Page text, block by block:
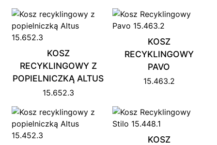
KOSZ
RECYKLINGOWY Z
POPIELNICZKĄ ALTUS
15.652.3
KOSZ
RECYKLINGOWY
PAVO
15.463.2
KOSZ